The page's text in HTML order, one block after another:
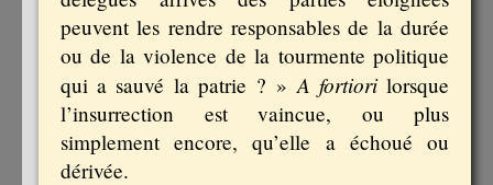
peuvent les rendre responsables de la durée
ou de la violence de la tourmente politique
qui a sauvé la patrie ? » A fortiorilorsque
l’insurrection est vaincue, ou plus
simplement encore, qu’elle a échoué ou
dérivée.